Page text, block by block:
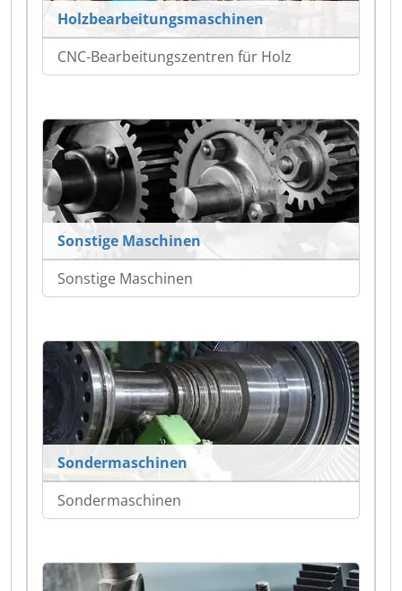
Holzbearbeitungsmaschinen
CNC-Bearbeitungszentren für Holz
Sonstige Maschinen
Sonstige Maschinen
Sondermaschinen
Sondermaschinen